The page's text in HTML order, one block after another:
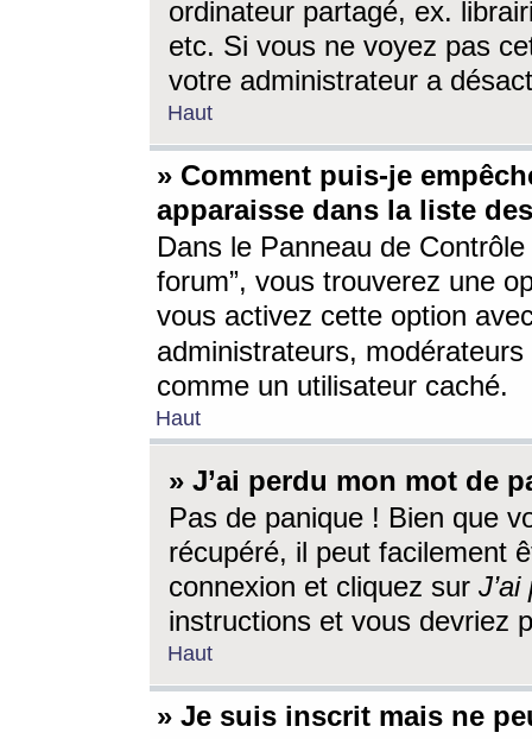
ordinateur partagé, ex.
etc. Si vous ne voyez pas
votre administrateur a
Haut
» Comment puis-je
apparaisse dans la liste
Dans le Panneau de
forum”, vous trouverez une
vous activez cette option
administrateurs,
comme un utilisateur caché.
Haut
» J’ai perdu mon mot de
Pas de panique ! Bien que
récupéré, il peut facilement
connexion et cliquez sur
instructions et vous devriez
Haut
» Je suis inscrit mais ne